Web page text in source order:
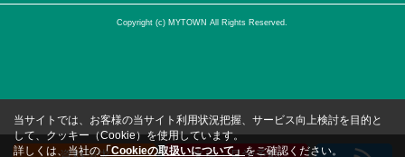
Copyright (c) MYTOWN All Rights Reserved.
当サイトでは、お客様の当サイト利用状況把握、サービス向上検討を目的と
して、クッキー（Cookie）を使用しています。
詳しくは、当社の「Cookieの取扱いについて」をご確認ください。